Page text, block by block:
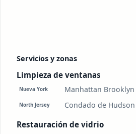
Servicios y zonas
Limpieza de ventanas
Nueva York Manhattan Brooklyn
North Jersey Condado de Hudson
Restauración de vidrio